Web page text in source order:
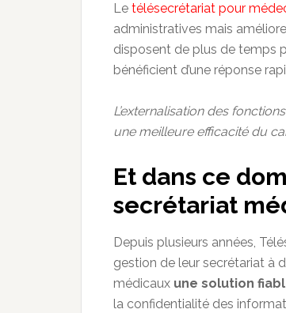
Le télésecrétariat pour
administratives mais
disposent de plus de temps
bénéficient d’une réponse
L’externalisation des
une meilleure efficacité du
Et dans ce
secrétariat
Depuis plusieurs années,
gestion de leur secrétariat à
médicaux une solution
la confidentialité des